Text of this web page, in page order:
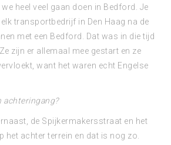
heel veel gaan doen in Bedford. Je
transportbedrijf in Den Haag na de
met een Bedford. Dat was in die tijd
zijn er allemaal mee gestart en ze
want het waren echt Engelse
achteringang?
de Spijkermakersstraat en het
het achter terrein en dat is nog zo.